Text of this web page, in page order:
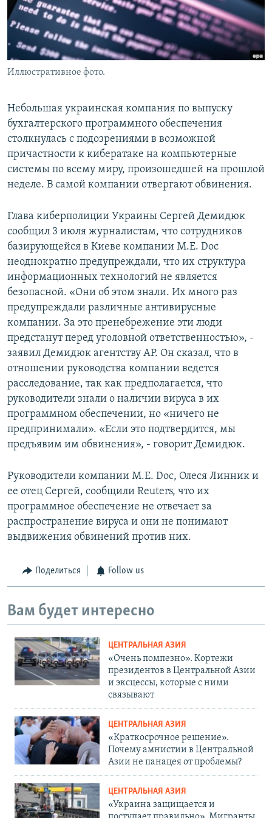
Иллюстративное фото.
Небольшая украинская компания по выпуску
бухгалтерского программного обеспечения
столкнулась с подозрениями в возможной
причастности к кибератаке на компьютерные
системы по всему миру, произошедшей на прошлой
неделе. В самой компании отвергают обвинения.
Глава киберполиции Украины Сергей Демидюк
сообщил 3 июля журналистам, что сотрудников
базирующейся в Киеве компании M.E. Doc
неоднократно предупреждали, что их структура
информационных технологий не является
безопасной. «Они об этом знали. Их много раз
предупреждали различные антивирусные
компании. За это пренебрежение эти люди
предстанут перед уголовной ответственностью», -
заявил Демидюк агентству AP. Он сказал, что в
отношении руководства компании ведется
расследование, так как предполагается, что
руководители знали о наличии вируса в их
программном обеспечении, но «ничего не
предпринимали». «Если это подтвердится, мы
предъявим им обвинения», - говорит Демидюк.
Руководители компании M.E. Doc, Олеся Линник и
ее отец Сергей, сообщили Reuters, что их
программное обеспечение не отвечает за
распространение вируса и они не понимают
выдвижения обвинений против них.
Поделиться Follow us
Вам будет интересно
ЦЕНТРАЛЬНАЯ АЗИЯ
«Очень помпезно». Кортежи
президентов в Центральной Азии
и эксцессы, которые с ними
связывают
ЦЕНТРАЛЬНАЯ АЗИЯ
«Краткосрочное решение».
Почему амнистии в Центральной
Азии не панацея от проблемы?
ЦЕНТРАЛЬНАЯ АЗИЯ
«Украина защищается и